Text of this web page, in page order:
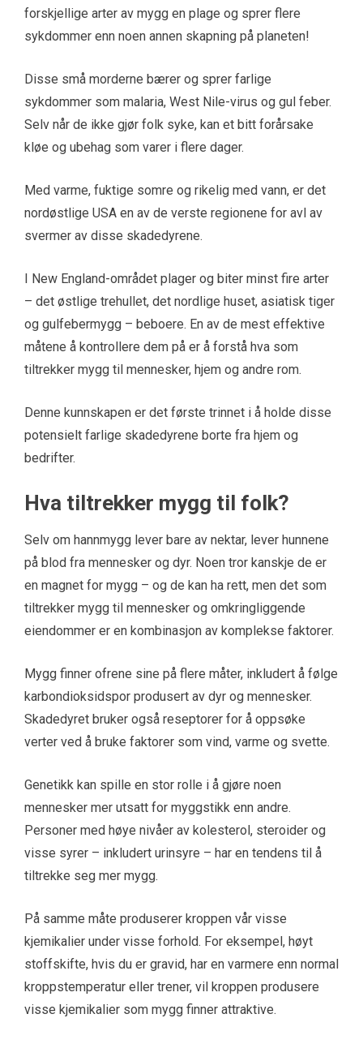
forskjellige arter av mygg en plage og sprer flere
sykdommer enn noen annen skapning på planeten!
Disse små morderne bærer og sprer farlige
sykdommer som malaria, West Nile-virus og gul feber.
Selv når de ikke gjør folk syke, kan et bitt forårsake
kløe og ubehag som varer i flere dager.
Med varme, fuktige somre og rikelig med vann, er det
nordøstlige USA en av de verste regionene for avl av
svermer av disse skadedyrene.
I New England-området plager og biter minst fire arter
– det østlige trehullet, det nordlige huset, asiatisk tiger
og gulfebermygg – beboere. En av de mest effektive
måtene å kontrollere dem på er å forstå hva som
tiltrekker mygg til mennesker, hjem og andre rom.
Denne kunnskapen er det første trinnet i å holde disse
potensielt farlige skadedyrene borte fra hjem og
bedrifter.
Hva tiltrekker mygg til folk?
Selv om hannmygg lever bare av nektar, lever hunnene
på blod fra mennesker og dyr. Noen tror kanskje de er
en magnet for mygg – og de kan ha rett, men det som
tiltrekker mygg til mennesker og omkringliggende
eiendommer er en kombinasjon av komplekse faktorer.
Mygg finner ofrene sine på flere måter, inkludert å følge
karbondioksidspor produsert av dyr og mennesker.
Skadedyret bruker også reseptorer for å oppsøke
verter ved å bruke faktorer som vind, varme og svette.
Genetikk kan spille en stor rolle i å gjøre noen
mennesker mer utsatt for myggstikk enn andre.
Personer med høye nivåer av kolesterol, steroider og
visse syrer – inkludert urinsyre – har en tendens til å
tiltrekke seg mer mygg.
På samme måte produserer kroppen vår visse
kjemikalier under visse forhold. For eksempel, høyt
stoffskifte, hvis du er gravid, har en varmere enn normal
kroppstemperatur eller trener, vil kroppen produsere
visse kjemikalier som mygg finner attraktive.